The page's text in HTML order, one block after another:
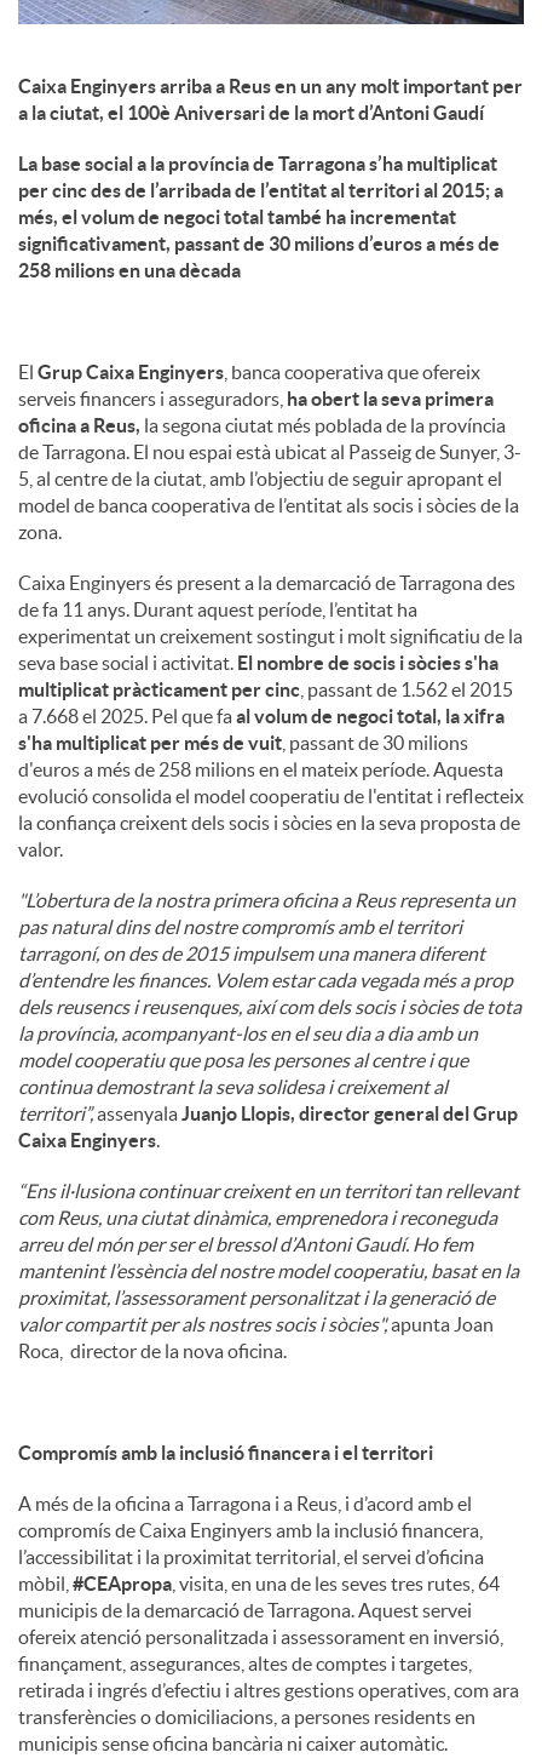
Caixa Enginyers arriba a Reus en un any molt important per
a la ciutat, el 100è Aniversari de la mort d’Antoni Gaudí
La base social a la província de Tarragona s’ha multiplicat
per cinc des de l’arribada de l’entitat al territori al 2015; a
més, el volum de negoci total també ha incrementat
significativament, passant de 30 milions d’euros a més de
258 milions en una dècada
El Grup Caixa Enginyers , banca cooperativa que ofereix
serveis financers i asseguradors, ha obert la seva primera
oficina a Reus, la segona ciutat més poblada de la província
de Tarragona. El nou espai està ubicat al Passeig de Sunyer, 3-
5, al centre de la ciutat, amb l’objectiu de seguir apropant el
model de banca cooperativa de l’entitat als socis i sòcies de la
zona.
Caixa Enginyers és present a la demarcació de Tarragona des
de fa 11 anys. Durant aquest període, l’entitat ha
experimentat un creixement sostingut i molt significatiu de la
seva base social i activitat. El nombre de socis i sòcies s'ha
multiplicat pràcticament per cinc , passant de 1.562 el 2015
a 7.668 el 2025. Pel que faal volum de negoci total, la xifra
s'ha multiplicat per més de vuit , passant de 30 milions
d'euros a més de 258 milions en el mateix període. Aquesta
evolució consolida el model cooperatiu de l'entitat i reflecteix
la confiança creixent dels socis i sòcies en la seva proposta de
valor.
"L’obertura de la nostra primera oficina a Reus representa un
pas natural dins del nostre compromís amb el territori
tarragoní, on des de 2015 impulsem una manera diferent
d’entendre les finances. Volem estar cada vegada més a prop
dels reusencs i reusenques, així com dels socis i sòcies de tota
la província, acompanyant-los en el seu dia a dia amb un
model cooperatiu que posa les persones al centre i que
continua demostrant la seva solidesa i creixement al
territori”,assenyalaJuanjo Llopis, director general del Grup
Caixa Enginyers.
“Ens il·lusiona continuar creixent en un territori tan rellevant
com Reus, una ciutat dinàmica, emprenedora i reconeguda
arreu del món per ser el bressol d’Antoni Gaudí. Ho fem
mantenint l’essència del nostre model cooperatiu, basat en la
proximitat, l’assessorament personalitzat i la generació de
valor compartit per als nostres socis i sòcies",apunta Joan
Roca, director de la nova oficina.
Compromís amb la inclusió financera i el territori
A més de la oficina a Tarragona i a Reus, i d’acord amb el
compromís de Caixa Enginyers amb la inclusió financera,
l’accessibilitat i la proximitat territorial, el servei d’oficina
mòbil, #CEApropa , visita, en una de les seves tres rutes, 64
municipis de la demarcació de Tarragona. Aquest servei
ofereix atenció personalitzada i assessorament en inversió,
finançament, assegurances, altes de comptes i targetes,
retirada i ingrés d’efectiu i altres gestions operatives, com ara
transferències o domiciliacions, a persones residents en
municipis sense oficina bancària ni caixer automàtic.